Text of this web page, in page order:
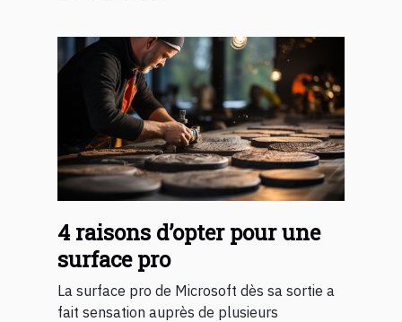
4 raisons d’opter pour une
surface pro
La surface pro de Microsoft dès sa sortie a
fait sensation auprès de plusieurs